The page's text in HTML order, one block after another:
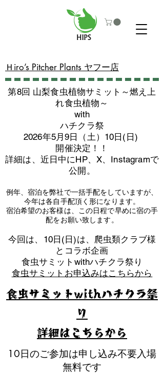
​Ｈiro’s Pitcher Plants ヤフー店
第8回 山梨食虫植物サミット～燃え上
れ食虫植物～
with
​ハチクラ祭
2026年5月9日（土）10日(日)
​開催決定！！
詳細は、近日中にHP、X、Instagramで
公開。
例年、宿泊を弊社で一括手配をしていますが、
今年は各自手配頂く形になります。
​宿泊希望のお客様は、この日程で早めに宿の手
配をお願い致します。
​今回は、10日(日)は、爬虫類クラブ様
とコラボ企画
​食虫サミットwithハチクラ祭り
食虫サミットお申込みはこちらから
10日のご参加は申し込み不要入場
無料です
食虫サミットwithハチクラ祭
り
​詳細はこちらから